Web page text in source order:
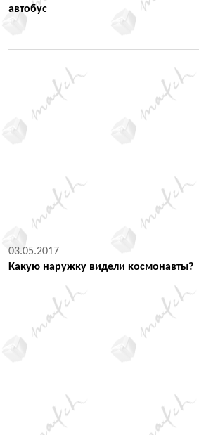
автобус
03.05.2017
Какую наружку видели космонавты?